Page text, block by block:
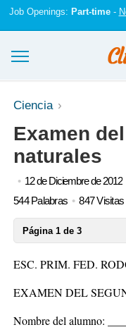
Job Openings: Part-time-
Ensayos y trabajos
Registrarse
Iniciar sesión
Ciencia
Examen
naturales
12 de Diciembre de 2012
544 Palabras
847 Visitas
Página 1 de 3
ESC. PRIM. FED.
EXAMEN DEL
Nombre del alumno: